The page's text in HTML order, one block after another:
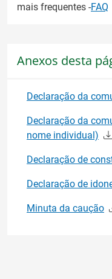
mais frequentes -FAQ
Anexos desta
Declaração da
Declaração da
nome individual)
Declaração de
Declaração de
Minuta da caução